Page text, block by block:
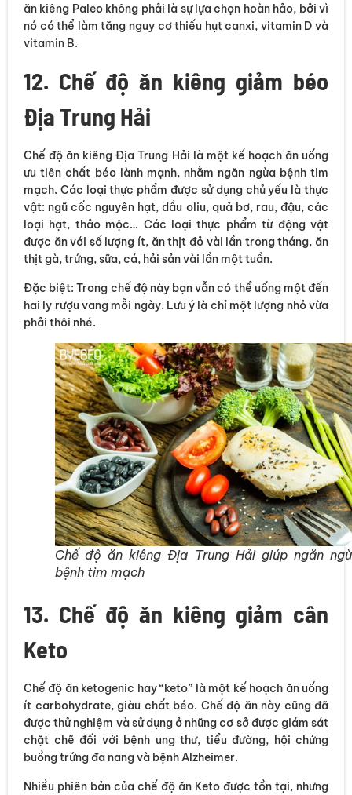
ăn kiêng Paleo không phải là sự lựa chọn hoàn hảo, bởi vì
nó có thể làm tăng nguy cơ thiếu hụt canxi, vitamin D và
vitamin B.
12. Chế độ ăn kiêng giảm béo
Địa Trung Hải
Chế độ ăn kiêng Địa Trung Hải là một kế hoạch ăn uống
ưu tiên chất béo lành mạnh, nhằm ngăn ngừa bệnh tim
mạch. Các loại thực phẩm được sử dụng chủ yếu là thực
vật: ngũ cốc nguyên hạt, dầu oliu, quả bơ, rau, đậu, các
loại hạt, thảo mộc… Các loại thực phẩm từ động vật
được ăn với số lượng ít, ăn thịt đỏ vài lần trong tháng, ăn
thịt gà, trứng, sữa, cá, hải sản vài lần một tuần.
Đặc biệt: Trong chế độ này bạn vẫn có thể uống một đến
hai ly rượu vang mỗi ngày. Lưu ý là chỉ một lượng nhỏ vừa
phải thôi nhé.
Chế độ ăn kiêng Địa Trung Hải giúp ngăn
bệnh tim mạch
13. Chế độ ăn kiêng giảm cân
Keto
Chế độ ăn ketogenic hay “keto” là một kế hoạch ăn uống
ít carbohydrate, giàu chất béo. Chế độ ăn này cũng đã
được thử nghiệm và sử dụng ở những cơ sở được giám sát
chặt chẽ đối với bệnh ung thư, tiểu đường, hội chứng
buồng trứng đa nang và bệnh Alzheimer.
Nhiều phiên bản của chế độ ăn Keto được tồn tại, nhưng